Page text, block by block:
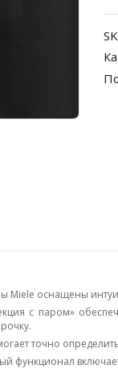
Miele оснащены
с паром»
точно
функционал